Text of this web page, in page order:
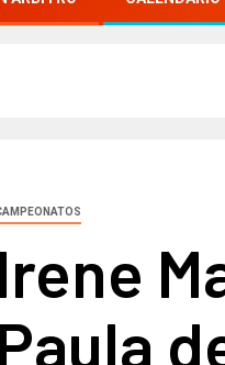
Irene
Paula